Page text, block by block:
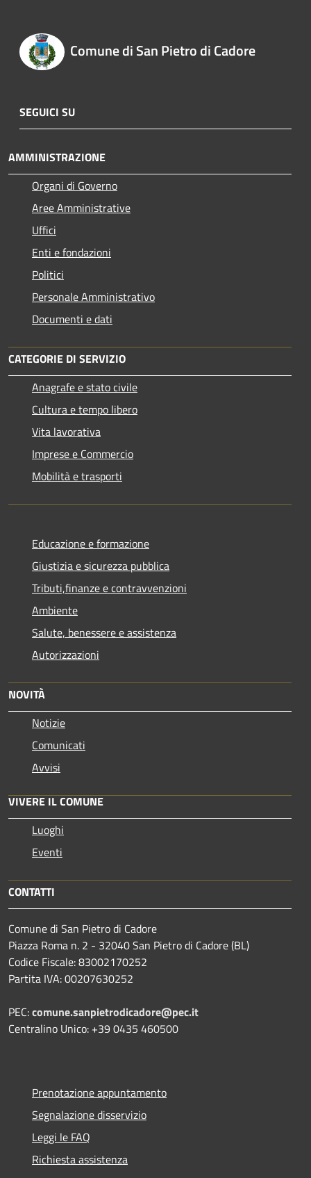
Comune di San Pietro di Cadore
SEGUICI SU
AMMINISTRAZIONE
Organi di Governo
Aree Amministrative
Uffici
Enti e fondazioni
Politici
Personale Amministrativo
Documenti e dati
CATEGORIE DI SERVIZIO
Anagrafe e stato civile
Cultura e tempo libero
Vita lavorativa
Imprese e Commercio
Mobilità e trasporti
Educazione e formazione
Giustizia e sicurezza pubblica
Tributi,finanze e contravvenzioni
Ambiente
Salute, benessere e assistenza
Autorizzazioni
NOVITÀ
Notizie
Comunicati
Avvisi
VIVERE IL COMUNE
Luoghi
Eventi
CONTATTI
Comune di San Pietro di Cadore
Piazza Roma n. 2 - 32040 San Pietro di Cadore (BL)
Codice Fiscale: 83002170252
Partita IVA: 00207630252
PEC:comune.sanpietrodicadore@pec.it
Centralino Unico: +39 0435 460500
Prenotazione appuntamento
Segnalazione disservizio
Leggi le FAQ
Richiesta assistenza